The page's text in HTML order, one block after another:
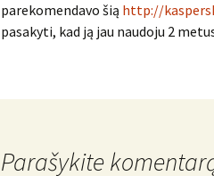
parekomendavo šią http://
pasakyti, kad ją jau naudoju 2
Parašykite